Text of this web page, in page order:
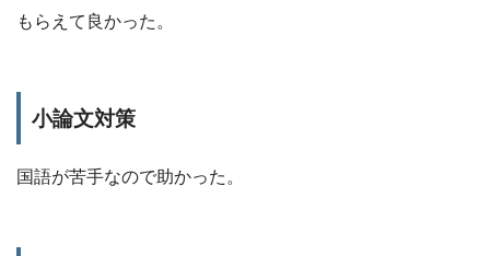
もらえて良かった。
小論文対策
国語が苦手なので助かった。